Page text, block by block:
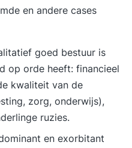
en andere cases
goed bestuur is
op orde heeft: financieel
kwaliteit van de
zorg, onderwijs),
ruzies.
en exorbitant